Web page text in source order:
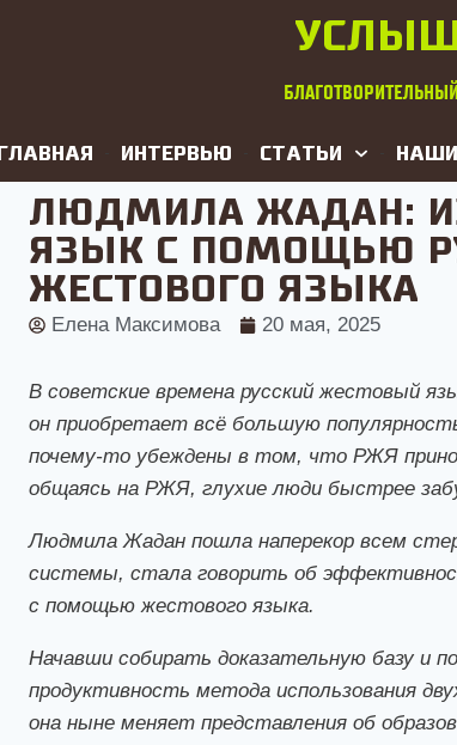
ГЛАВНАЯ ИНТЕРВЬЮ СТАТЬИ
ЛЮДМИЛА ЖАДАН:
ЯЗЫК С ПОМОЩЬЮ
ЖЕСТОВОГО ЯЗЫКА
Елена Максимова 20 мая, 2025
В советские времена русский жестовый
он приобретает всё большую
почему-то убеждены в том, что РЖЯ
общаясь на РЖЯ, глухие люди быстрее
Людмила Жадан пошла наперекор всем
системы, стала говорить об
с помощью жестового языка.
Начавши собирать доказательную базу и
продуктивность метода использования
она ныне меняет представления об